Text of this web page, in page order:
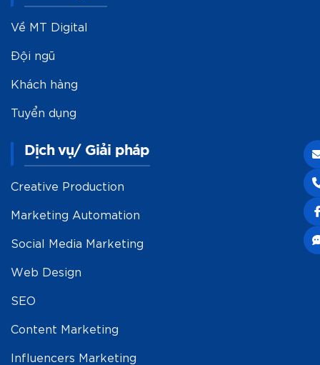
Về MT Digital
Đội ngũ
Khách hàng
Tuyển dụng
Dịch vụ/ Giải pháp
Creative Production
Marketing Automation
Social Media Marketing
Web Design
SEO
Content Marketing
Influencers Marketing